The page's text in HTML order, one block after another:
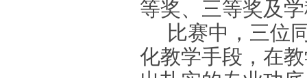
等奖、三等奖及
比赛中，三位
化教学手段，在